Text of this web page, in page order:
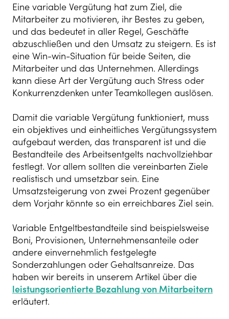
Eine variable Vergütung hat zum Ziel, die
Mitarbeiter zu motivieren, ihr Bestes zu geben,
und das bedeutet in aller Regel, Geschäfte
abzuschließen und den Umsatz zu steigern. Es ist
eine Win-win-Situation für beide Seiten, die
Mitarbeiter und das Unternehmen. Allerdings
kann diese Art der Vergütung auch Stress oder
Konkurrenzdenken unter Teamkollegen auslösen.
Damit die variable Vergütung funktioniert, muss
ein objektives und einheitliches Vergütungssystem
aufgebaut werden, das transparent ist und die
Bestandteile des Arbeitsentgelts nachvollziehbar
festlegt. Vor allem sollten die vereinbarten Ziele
realistisch und umsetzbar sein. Eine
Umsatzsteigerung von zwei Prozent gegenüber
dem Vorjahr könnte so ein erreichbares Ziel sein.
Variable Entgeltbestandteile sind beispielsweise
Boni, Provisionen, Unternehmensanteile oder
andere einvernehmlich festgelegte
Sonderzahlungen oder Gehaltsanreize. Das
haben wir bereits in unserem Artikel über die
leistungsorientierte Bezahlung von Mitarbeitern
erläutert.